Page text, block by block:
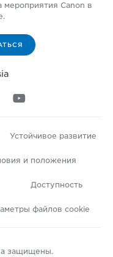
мероприятия Canon в

Устойчивое развитие
и положения
Доступность
файлов cookie
защищены.